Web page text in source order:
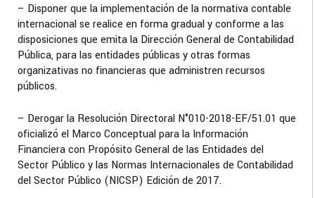
– Disponer que la implementación de la normativa contable
internacional se realice en forma gradual y conforme a las
disposiciones que emita la Dirección General de Contabilidad
Pública, para las entidades públicas y otras formas
organizativas no financieras que administren recursos
públicos.
– Derogar la Resolución Directoral N°010-2018-EF/51.01 que
oficializó el Marco Conceptual para la Información
Financiera con Propósito General de las Entidades del
Sector Público y las Normas Internacionales de Contabilidad
del Sector Público (NICSP) Edición de 2017.